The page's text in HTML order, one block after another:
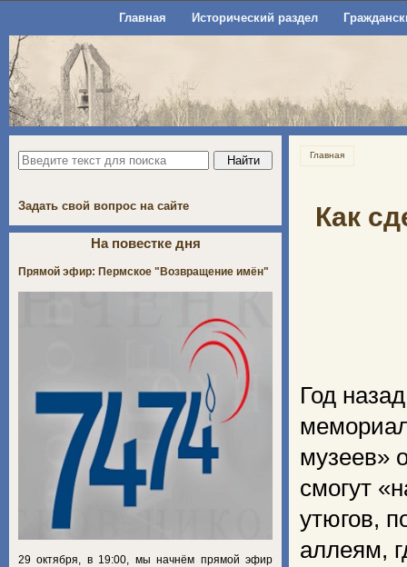
Главная Исторический раздел
Главная
Как
Год
музеев»
смогут
утюгов,
аллеям,
Задать свой вопрос на сайте
На повестке дня
Прямой эфир: Пермское "Возвращение имён"
29 октября, в 19:00, мы начнём прямой эфир